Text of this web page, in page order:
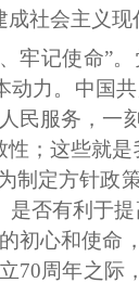
社会主义
牢记使命”
动力。中国
民服务，一
；这些就
制定方针政
是否有利于
初心和使命
70周年之际